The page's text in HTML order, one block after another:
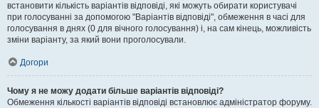
встановити кількість варіантів відповіді, які можуть обирати користувачі
при голосуванні за допомогою "Варіантів відповіді", обмеження в часі для
голосування в днях (0 для вічного голосування) і, на сам кінець, можливість
зміни варіанту, за який вони проголосували.
Догори
Чому я не можу додати більше варіантів відповіді?
Обмеження кількості варіантів відповіді встановлює адміністратор форуму.